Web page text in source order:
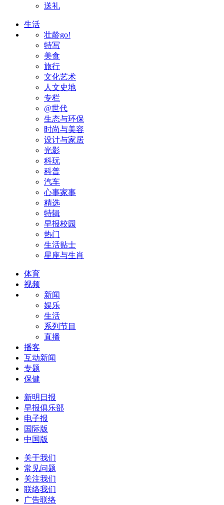
送礼
生活
壮龄go!
特写
美食
旅行
文化艺术
人文史地
专栏
@世代
生态与环保
时尚与美容
设计与家居
光影
科玩
科普
汽车
心事家事
精选
特辑
早报校园
热门
生活贴士
星座与生肖
体育
视频
新闻
娱乐
生活
系列节目
直播
播客
互动新闻
专题
保健
新明日报
早报俱乐部
电子报
国际版
中国版
关于我们
常见问题
关注我们
联络我们
广告联络